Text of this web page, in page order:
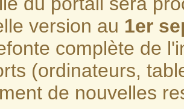
version au 1er
complète de
(ordinateurs,
de nouvelles